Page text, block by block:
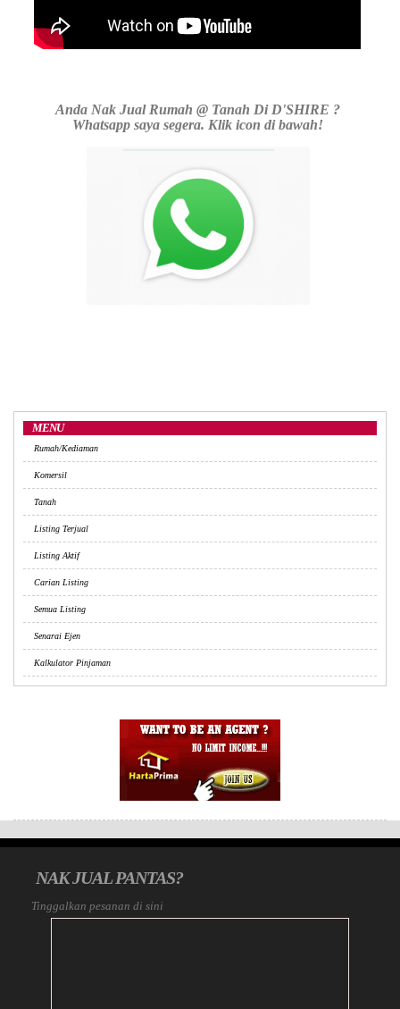
Anda Nak Jual Rumah @ Tanah Di D'SHIRE ?
Whatsapp saya segera. Klik icon di bawah!
MENU
Rumah/Kediaman
Komersil
Tanah
Listing Terjual
Listing Aktif
Carian Listing
Semua Listing
Senarai Ejen
Kalkulator Pinjaman
NAK JUAL PANTAS?
Tinggalkan pesanan di sini